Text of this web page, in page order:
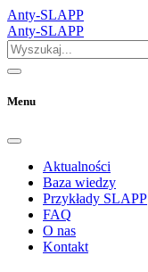
Anty-SLAPP
Anty-SLAPP
Menu
Aktualności
Baza wiedzy
Przykłady SLAPP
FAQ
O nas
Kontakt